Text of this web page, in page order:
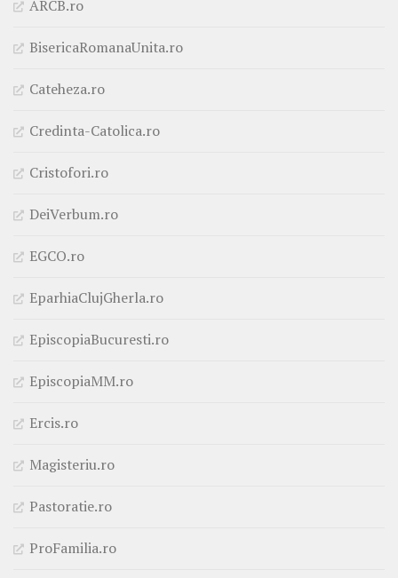
ARCB.ro
BisericaRomanaUnita.ro
Cateheza.ro
Credinta-Catolica.ro
Cristofori.ro
DeiVerbum.ro
EGCO.ro
EparhiaClujGherla.ro
EpiscopiaBucuresti.ro
EpiscopiaMM.ro
Ercis.ro
Magisteriu.ro
Pastoratie.ro
ProFamilia.ro